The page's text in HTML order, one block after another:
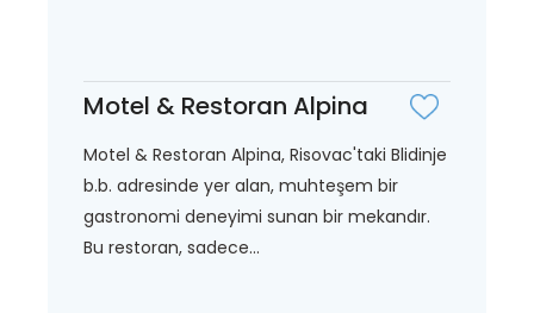
Motel & Restoran Alpina
Motel & Restoran Alpina, Risovac'taki Blidinje
b.b. adresinde yer alan, muhteşem bir
gastronomi deneyimi sunan bir mekandır.
Bu restoran, sadece...